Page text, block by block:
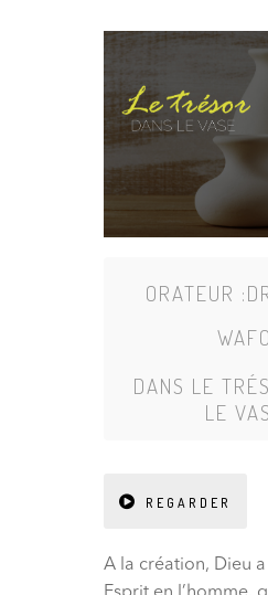
ORATEUR :
WAFO
DANS LE
LE
REGARDER
A la création, Dieu